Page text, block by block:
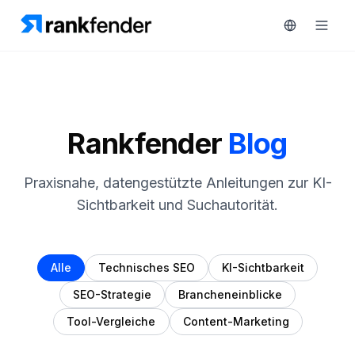
Plattform
ÜBERWACHEN
Engine
Wettbewerber-
Tracking
Keyword-
Ressourcen
Tools
Preise
Free TrialRankfender Blog
Praxisnahe, datengestützte Anleitungen zur KI-
Sichtbarkeit und Suchautorität.
Alle Technisches SEO
KI-Sichtbarkeit
SEO-Strategie
Brancheneinblicke
Tool-Vergleiche
Content-Marketing